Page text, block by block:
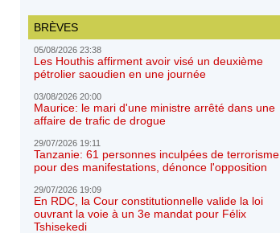
BRÈVES
05/08/2026 23:38
Les Houthis affirment avoir visé un deuxième
pétrolier saoudien en une journée
03/08/2026 20:00
Maurice: le mari d'une ministre arrêté dans une
affaire de trafic de drogue
29/07/2026 19:11
Tanzanie: 61 personnes inculpées de terrorisme
pour des manifestations, dénonce l'opposition
29/07/2026 19:09
En RDC, la Cour constitutionnelle valide la loi
ouvrant la voie à un 3e mandat pour Félix
Tshisekedi